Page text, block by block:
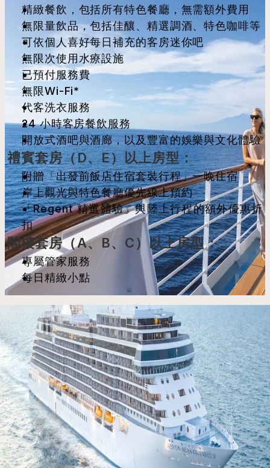
精緻餐飲，包括所有特色餐廳，無需額外費用
無限量飲品，包括佳釀、精選調酒、特色咖啡等
可依個人喜好每日補充的客房迷你吧
無限次使用水療設施
已預付服務費
無限Wi-Fi*
代客洗衣服務
24 小時客房餐飲服務
開放式酒吧與酒廊，以及豐富的娛樂與文化體驗
禮賓套房（D、E）以上房型：
附贈「出發前飯店住宿套裝行程」一晚住宿
岸上觀光與特色餐廳優先線上預約
「Regent 精選體驗」與陸上行程的額外優惠折
扣
閣樓套房（A、B、C）以上房型：
專屬管家服務
每日精緻小點
七海尚逸號 Seven Seas Grandeur
七海尚逸號從過去汲取靈感，並為未來重塑，完美體現了
Regent的傳承與卓越